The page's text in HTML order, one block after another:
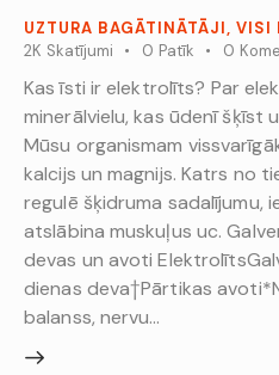
UZTURA BAGĀTINĀTĀJI, VISI
2K Skatījumi 0 Patīk 0
Kas īsti ir elektrolīts? Par
minerālvielu, kas ūdenī šķīst
Mūsu organismam
kalcijs un magnijs. Katrs no
regulē šķidruma sadalījumu,
atslābina muskuļus uc.
devas un avoti
dienas deva†Pārtikas
balanss, nervu…